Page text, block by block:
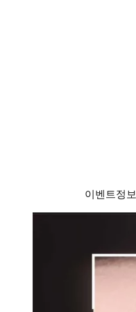
이벤트정보